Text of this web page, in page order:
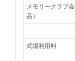
メモリークラブ
品）
式場利用料